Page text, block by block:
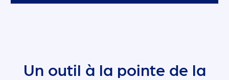
Un outil à la pointe de la